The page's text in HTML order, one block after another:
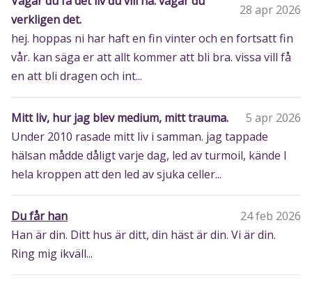
verkligen det.
28 apr 2026
hej. hoppas ni har haft en fin vinter och en fortsatt fin
vår. kan säga er att allt kommer att bli bra. vissa vill få
en att bli dragen och int...
Mitt liv, hur jag blev medium, mitt trauma.
5 apr 2026
Under 2010 rasade mitt liv i samman. jag tappade
hälsan mådde dåligt varje dag, led av turmoil, kände I
hela kroppen att den led av sjuka celler...
Du får han
24 feb 2026
Han är din. Ditt hus är ditt, din häst är din. Vi är din.
Ring mig ikväll...